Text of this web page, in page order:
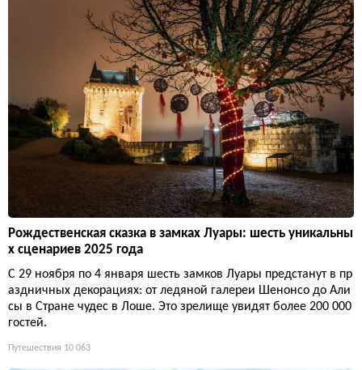
Рождественская сказка в замках Луары: шесть уникальны
х сценариев 2025 года
С 29 ноября по 4 января шесть замков Луары предстанут в пр
аздничных декорациях: от ледяной галереи Шенонсо до Али
сы в Стране чудес в Лоше. Это зрелище увидят более 200 000
гостей.
Путешествия 10 063